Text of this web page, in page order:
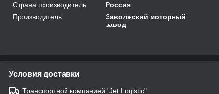
Страна производитель
Россия
Производитель
Заволжский моторный
завод
Условия доставки
Транспортной компанией "Jet Logistic"